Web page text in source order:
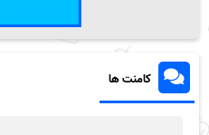
کامنت ها